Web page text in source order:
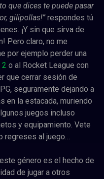
que dices te puede pasar
gilipollas!” respondes tú
¡Y sin que sirva de
Pero claro, no me
por ejemplo perder una
2 o al Rocket League con
que cerrar sesión de
seguramente dejando a
en la estacada, muriendo
juegos incluso
y equipamiento. Vete
regreses al juego…
género es el hecho de
de jugar a otros